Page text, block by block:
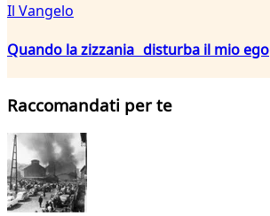
Il Vangelo
Quando la zizzania disturba il mio ego
Raccomandati per te